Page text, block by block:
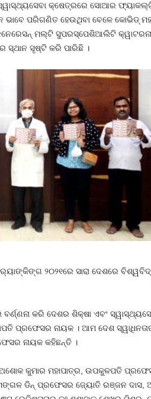
ସ୍ୱାସ୍ଥ୍ୟସେବା କ୍ଷେତ୍ରରେ ସୋଆର
ପରିଗଣିତ ହେଉଥିବା ବେଳେ କୋଭିଡ୍
ମଲ୍ଟି ସୁପରସ୍ପେଶିଆଲିଟି
ସ୍ଥାନ ସୃଷ୍ଟି କରି ପାରିଛି ।
୨୦୨୧ରେ ସାରା ଦେଶରେ
କରି ଦେଶର ଶିକ୍ଷା ଏବଂ
ପ୍ରଫେସର ନାୟକ । ଆମ ଦେଶ
ନାୟକ କହିଛନ୍ତି ।
କୁମାର ମହାପାତ୍ର, ଉପକୁଳପତି
ଡିନ୍ ପ୍ରଫେସର ଜ୍ୟୋତି ରଞ୍ଜନ